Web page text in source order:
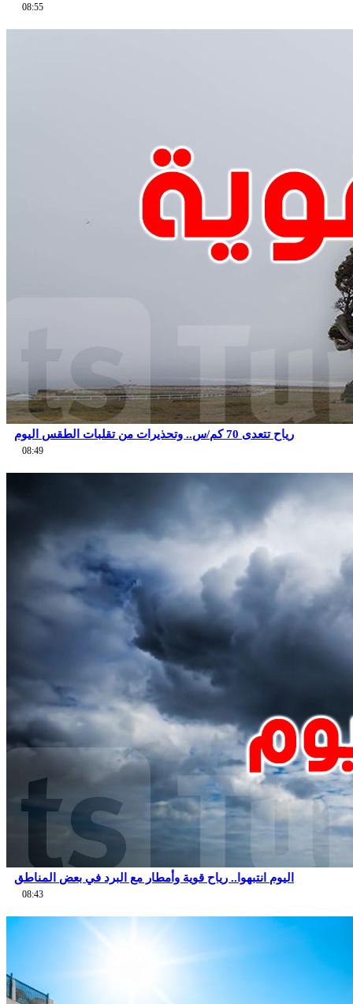
08:55
رياح تتعدى 70 كم/س.. وتحذيرات من تقلبات الطقس اليوم
08:49
اليوم انتبهوا.. رياح قوية وأمطار مع البرد في بعض المناطق
08:43